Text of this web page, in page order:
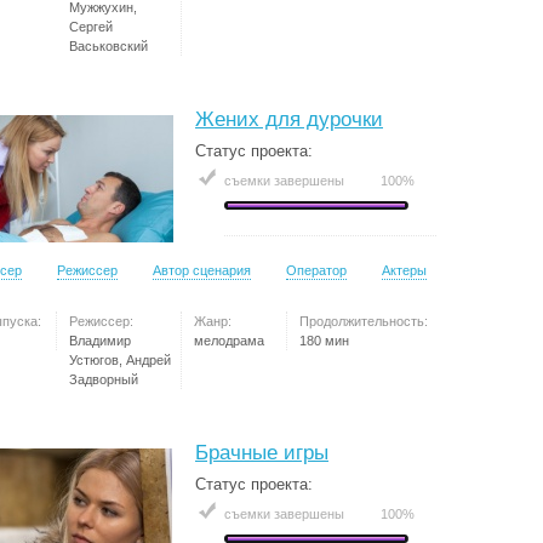
Мужжухин,
Сергей
Васьковский
Жених для дурочки
Статус проекта:
съемки завершены 100%
Режиссер Автор сценария Оператор Актеры
Режиссер:
Владимир
Устюгов, Андрей
Задворный
Жанр:
мелодрама
Продолжительность:
180 мин
Брачные игры
Статус проекта:
съемки завершены 100%